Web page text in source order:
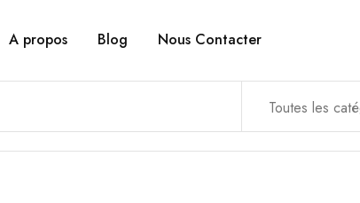
A propos Blog Nous Contacter
Toutes les